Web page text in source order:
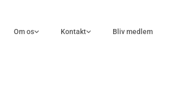
Om os Kontakt Bliv medlem